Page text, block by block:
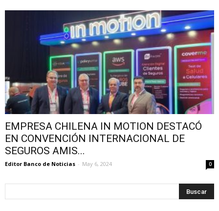
EMPRESA CHILENA IN MOTION DESTACÓ
EN CONVENCIÓN INTERNACIONAL DE
SEGUROS AMIS...
Editor Banco de Noticias - May 6, 2024 0